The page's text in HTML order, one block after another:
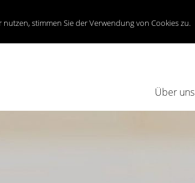
Über uns
stimmen Sie der Verwendung von Cookies zu.